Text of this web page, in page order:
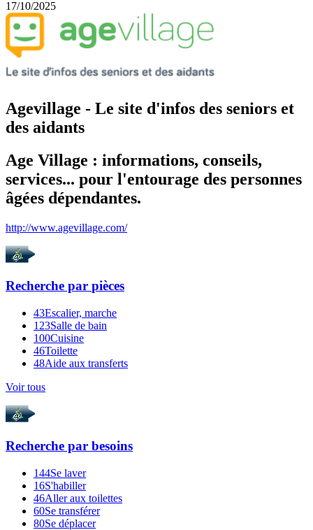
17/10/2025
Agevillage - Le site d'infos des seniors et
des aidants
Age Village : informations, conseils,
services... pour l'entourage des personnes
âgées dépendantes.
http://www.agevillage.com/
Recherche par pièces
43Escalier, marche
123Salle de bain
100Cuisine
46Toilette
48Aide aux transferts
Voir tous
Recherche par besoins
144Se laver
16S'habiller
46Aller aux toilettes
60Se transférer
80Se déplacer